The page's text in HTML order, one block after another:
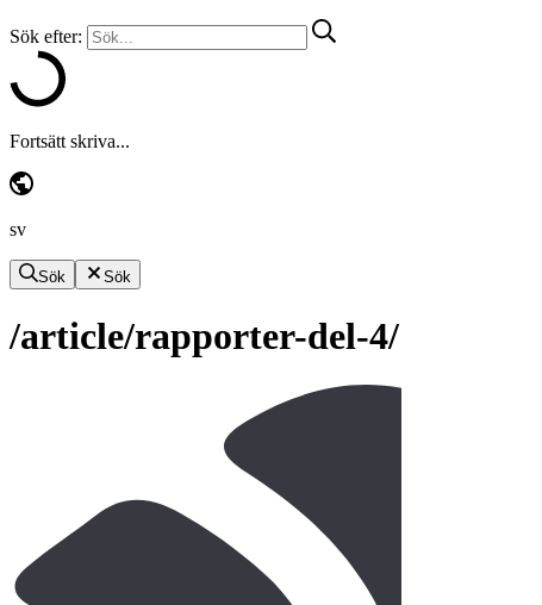
Sök efter:
Fortsätt skriva...
sv
Sök Sök
/article/rapporter-del-4/